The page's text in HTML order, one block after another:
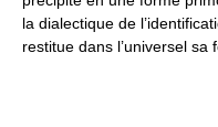
la dialectique de
restitue dans l’universel sa